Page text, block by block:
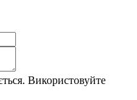
Використовуйте